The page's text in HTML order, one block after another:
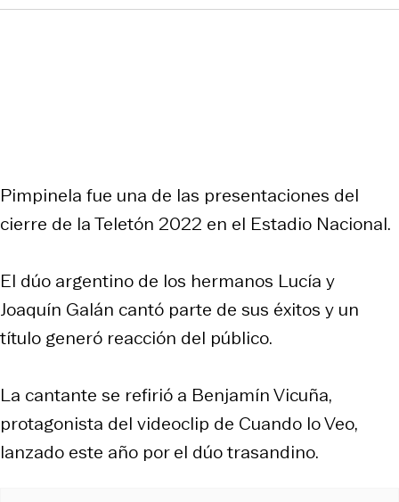
Pimpinela fue una de las presentaciones del
cierre de la Teletón 2022 en el Estadio Nacional.
El dúo argentino de los hermanos Lucía y
Joaquín Galán cantó parte de sus éxitos y un
título generó reacción del público.
La cantante se refirió a Benjamín Vicuña,
protagonista del videoclip de Cuando lo Veo,
lanzado este año por el dúo trasandino.